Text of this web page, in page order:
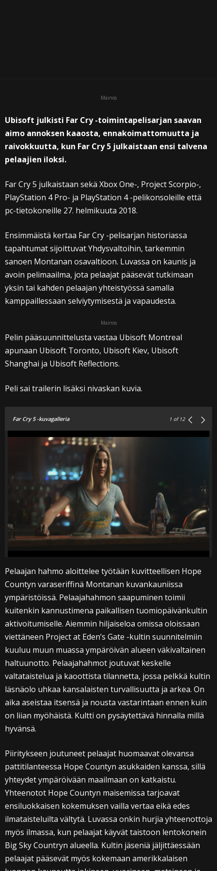
Mainos
Ubisoft julkisti Far Cry -toimintapelisarjan saavan
aimo annoksen kaaosta, ennakoimattomuutta ja
raivokkuutta, kun Far Cry 5 julkaistaan ensi talvena
pelaajien iloksi.
Far Cry 5 julkaistaan sekä Xbox One-, Project Scorpio-,
PlayStation 4 Pro- ja PlayStation 4 -pelikonsoleille että
pc-tietokoneille 27. helmikuuta 2018.
Ensimmäistä kertaa Far Cry -pelisarjan historiassa
tapahtumat sijoittuvat Yhdysvaltoihin, tarkemmin
sanoen Montanan osavaltioon. Luvassa on kaunis ja
avoin pelimaailma, jota pelaajat pääsevät tutkimaan
yksin tai kahden pelaajan yhteistyössä samalla
kamppaillessaan selviytymisestä ja vapaudesta.
Mainos
Pelin pääsuunnittelusta vastaa Ubisoft Montreal
apunaan Ubisoft Toronto, Ubisoft Kiev, Ubisoft
Shanghai ja Ubisoft Reflections.
Peli sai trailerin lisäksi nivaskan kuvia.
Far Cry 5 -kuvagalleria 1 of 12
Pelaajan hahmo aloittelee työtään kuvitteellisen Hope
Countyn varaseriffinä Montanan kuvankauniissa
ympäristöissä. Pelaajahahmon saapuminen toimii
kuitenkin kannustimena paikallisen tuomiopäivänkultin
aktivoitumiselle. Aiemmin hiljaiseloa omissa oloissaan
viettäneen Project at Eden’s Gate -kultin suunnitelmiin
kuuluu muun muassa ympäröivän alueen väkivaltainen
haltuunotto. Pelaajahahmot joutuvat keskelle
valtataistelua ja kaoottista tilannetta, jossa pelkkä kultin
läsnäolo uhkaa kansalaisten turvallisuutta ja arkea. On
aika aseistaa itsensä ja nousta vastarintaan ennen kuin
on liian myöhäistä. Kultti on pysäytettävä hinnalla millä
hyvänsä.
Piiritykseen joutuneet pelaajat huomaavat olevansa
pattitilanteessa Hope Countyn asukkaiden kanssa, sillä
yhteydet ympäröivään maailmaan on katkaistu.
Yhteenotot Hope Countyn maisemissa tarjoavat
ensiluokkaisen kokemuksen vailla vertaa eikä edes
ilmataisteluilta vältytä. Luvassa onkin hurjia yhteenottoja
myös ilmassa, kun pelaajat käyvät taistoon lentokonein
Big Sky Countryn alueella. Kultin jäseniä jäljittäessään
pelaajat pääsevät myös kokemaan amerikkalaisen